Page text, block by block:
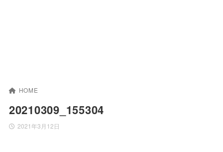
HOME
20210309_155304
2021年3月12日